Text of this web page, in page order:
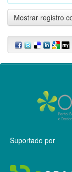
Mostrar registro
Suportado por